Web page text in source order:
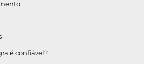
é confiável?